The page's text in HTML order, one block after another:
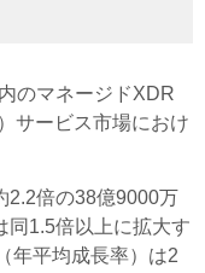
のマネージドXDR
サービス市場におけ
倍の38億9000万
同1.5倍以上に拡大す
年平均成長率）は2